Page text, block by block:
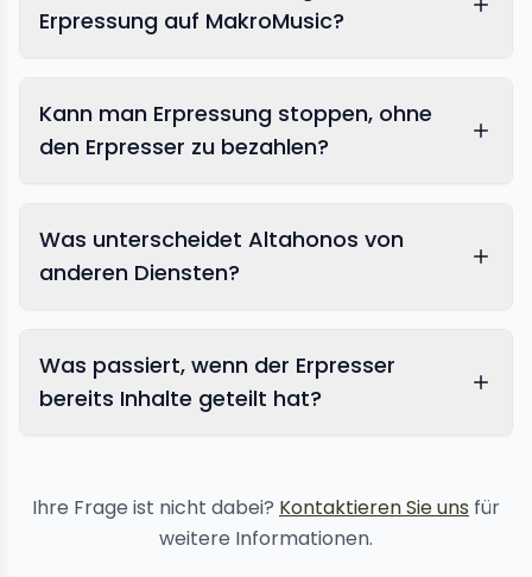
Erpressung auf MakroMusic?
Kann man Erpressung stoppen, ohne
den Erpresser zu bezahlen?
Was unterscheidet Altahonos von
anderen Diensten?
Was passiert, wenn der Erpresser
bereits Inhalte geteilt hat?
Ihre Frage ist nicht dabei? Kontaktieren Sie uns für
weitere Informationen.